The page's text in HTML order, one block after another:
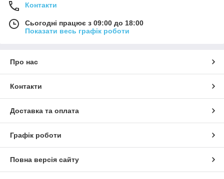
Контакти
Сьогодні працює з 09:00 до 18:00
Показати весь графік роботи
Про нас
Контакти
Доставка та оплата
Графік роботи
Повна версія сайту